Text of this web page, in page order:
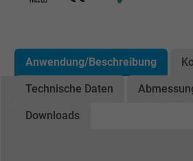
Anwendung/Beschreibung
Technische Daten
Downloads